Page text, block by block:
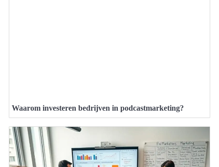
Waarom investeren bedrijven in podcastmarketing?